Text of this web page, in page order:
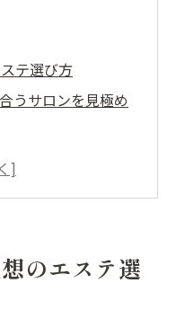
テ選び方
うサロンを見極め
重視すべきポイン
施術内容と効果の
のエステ選